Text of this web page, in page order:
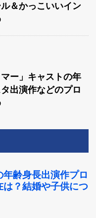
＆かっこいいイン
マー」キャストの年
出演作などのプロ